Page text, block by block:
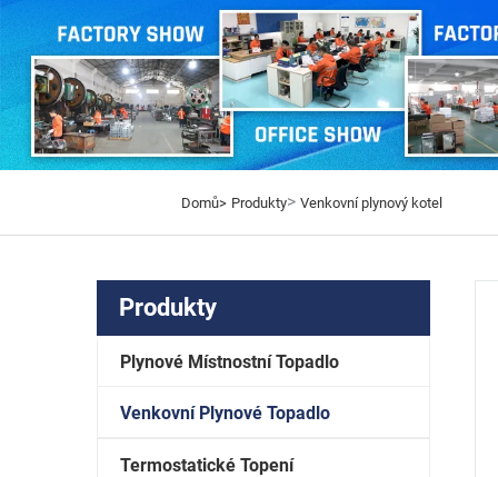
Domů> Produkty> Venkovní plynový kotel
Produkty
Plynové Místnostní Topadlo
Venkovní Plynové Topadlo
Termostatické Topení